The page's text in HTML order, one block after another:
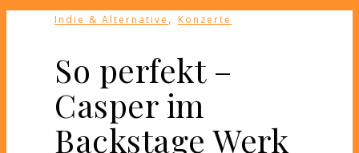
Indie & Alternative , Konzerte
So perfekt –
Casper im
Backstage Werk